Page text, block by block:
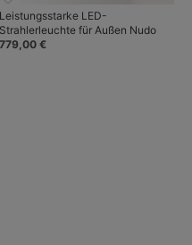
Leistungsstarke LED-
Strahlerleuchte für Außen Nudo
779,00 €